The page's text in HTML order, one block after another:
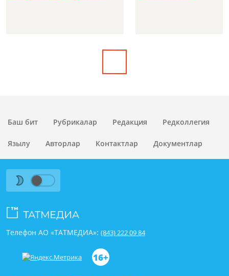
Баш бит Рубрикалар Редакция Редколлегия
Язылу Авторлар Контактлар Документлар
Телефон АО «ТАТМЕДИА»: (843) 222 09 84
16+